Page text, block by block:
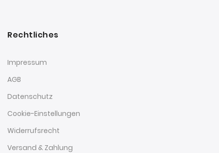
Rechtliches
Impressum
AGB
Datenschutz
Cookie-Einstellungen
Widerrufsrecht
Versand & Zahlung